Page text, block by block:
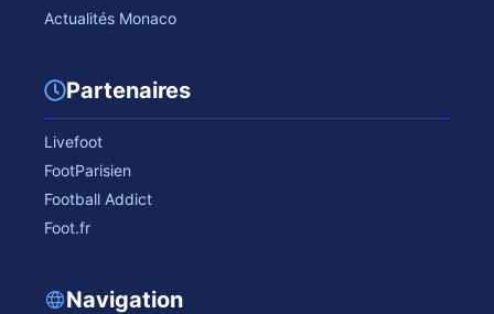
Actualités Monaco
Partenaires
Livefoot
FootParisien
Football Addict
Foot.fr
Navigation